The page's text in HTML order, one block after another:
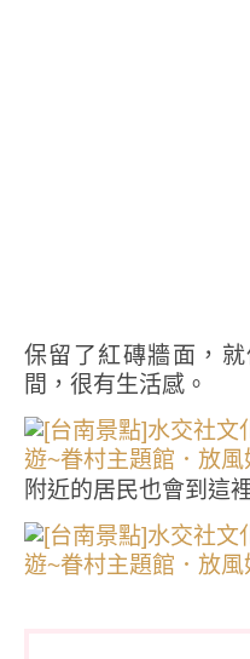
保留了紅磚牆面，
間，很有生活感。
附近的居民也會到這